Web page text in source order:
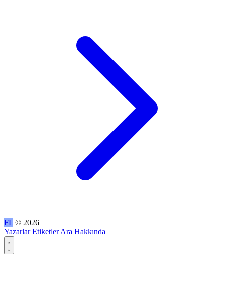
FL © 2026
Yazarlar Etiketler Ara Hakkında